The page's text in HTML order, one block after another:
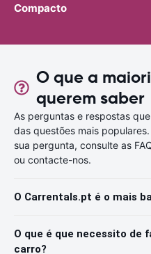
Compacto
O que a
querem saber
As perguntas e respostas
das questões mais
sua pergunta, consulte as
ou contacte-nos.
O Carrentals.pt é o mais
O que é que necessito de
carro?